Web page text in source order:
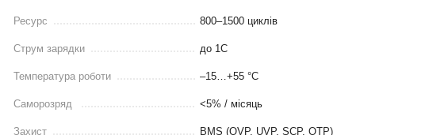
Ресурс 800–1500 циклів
Струм зарядки до 1C
Температура роботи –15…+55 °C
Саморозряд <5% / місяць
Захист BMS (OVP, UVP, SCP, OTP)